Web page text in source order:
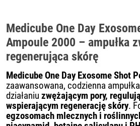
Medicube One Day
Ampoule 2000 – ampułka
regenerująca skórę
Medicube One Day Exosome Shot
zaawansowana, codzienna
działaniu zwężającym pory,
wspierającym regenerację skóry.
egzosomach mlecznych i